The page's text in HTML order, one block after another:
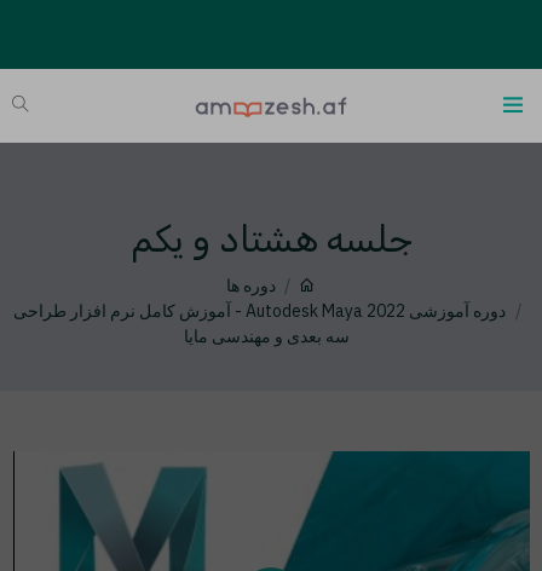
جلسه هشتاد و یکم
دوره ها
دوره آموزشی Autodesk Maya 2022 - آموزش کامل نرم افزار طراحی
سه بعدی و مهندسی مایا